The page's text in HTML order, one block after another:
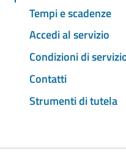
Tempi e scadenze
Accedi al servizio
Condizioni di
Contatti
Strumenti di tutela